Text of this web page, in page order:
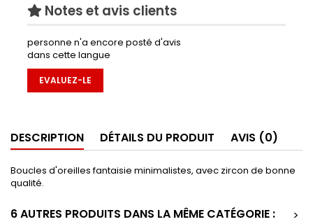
Notes et avis clients
personne n'a encore posté d'avis
dans cette langue
EVALUEZ-LE
DESCRIPTION DÉTAILS DU PRODUIT AVIS (0)
Boucles d'oreilles fantaisie minimalistes, avec zircon de bonne
qualité.
6 AUTRES PRODUITS DANS LA MÊME CATÉGORIE :
>